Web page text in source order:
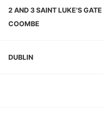
2 AND 3 SAINT LUKE'S GATE
COOMBE
DUBLIN